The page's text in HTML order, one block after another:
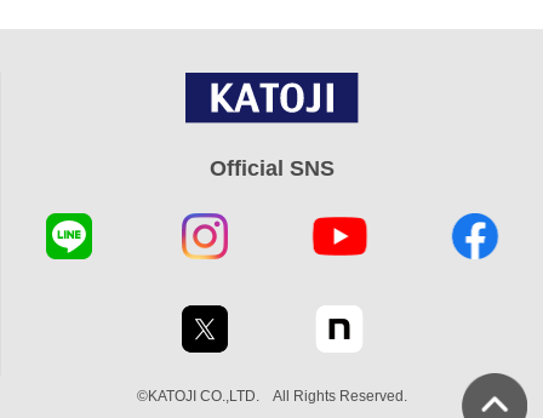
Official SNS
©KATOJI CO.,LTD. All Rights Reserved.